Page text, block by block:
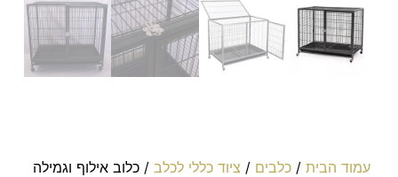
עמוד הבית /כלבים / ציוד כללי לכלב / כלוב אילוף וגמילה